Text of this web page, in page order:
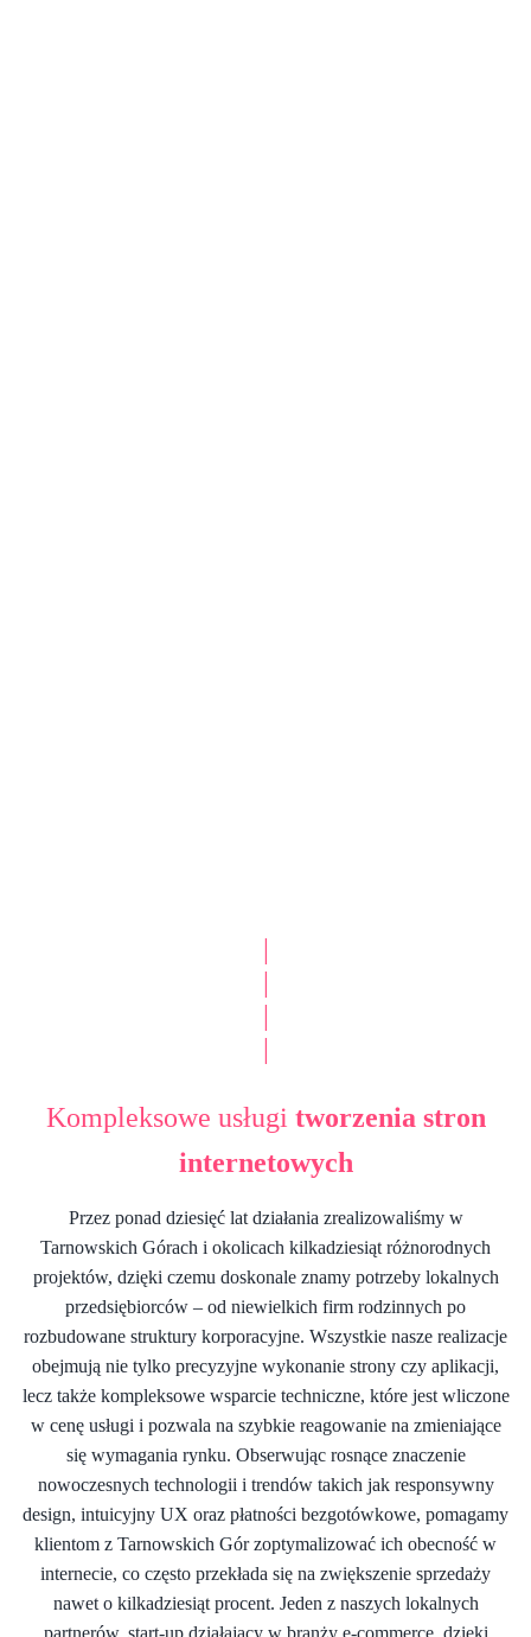
|
|
|
|
Kompleksowe usługi tworzenia stron
internetowych
Przez ponad dziesięć lat działania zrealizowaliśmy w
Tarnowskich Górach i okolicach kilkadziesiąt różnorodnych
projektów, dzięki czemu doskonale znamy potrzeby lokalnych
przedsiębiorców – od niewielkich firm rodzinnych po
rozbudowane struktury korporacyjne. Wszystkie nasze realizacje
obejmują nie tylko precyzyjne wykonanie strony czy aplikacji,
lecz także kompleksowe wsparcie techniczne, które jest wliczone
w cenę usługi i pozwala na szybkie reagowanie na zmieniające
się wymagania rynku. Obserwując rosnące znaczenie
nowoczesnych technologii i trendów takich jak responsywny
design, intuicyjny UX oraz płatności bezgotówkowe, pomagamy
klientom z Tarnowskich Gór zoptymalizować ich obecność w
internecie, co często przekłada się na zwiększenie sprzedaży
nawet o kilkadziesiąt procent. Jeden z naszych lokalnych
partnerów, start-up działający w branży e-commerce, dzięki